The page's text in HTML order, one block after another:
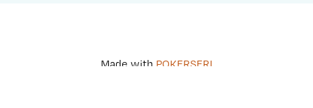
Made with POKERSERI